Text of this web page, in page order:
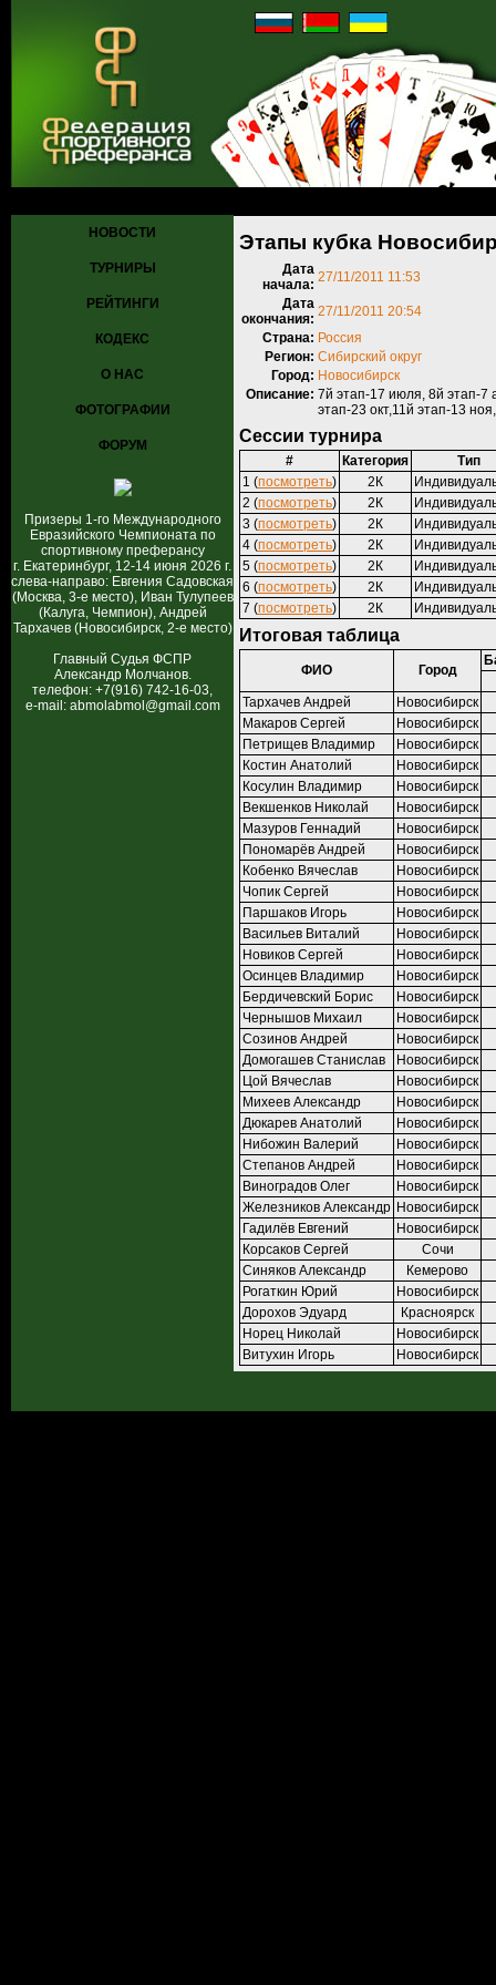
НОВОСТИ
ТУРНИРЫ
РЕЙТИНГИ
КОДЕКС
О НАС
ФОТОГРАФИИ
ФОРУМ
Призеры 1-го Международного
Евразийского Чемпионата по
спортивному преферансу
г. Екатеринбург, 12-14 июня 2026 г.
слева-направо: Евгения Садовская
(Москва, 3-е место), Иван Тулупеев
(Калуга, Чемпион), Андрей
Тархачев (Новосибирск, 2-е место)
Главный Судья ФСПР
Александр Молчанов.
телефон: +7(916) 742-16-03,
e-mail: abmolabmol@gmail.com
Этапы кубка
Дата
начала: 27/11/2011 11:53
Дата
окончания: 27/11/2011 20:54
Страна: Россия
Регион: Сибирский округ
Город: Новосибирск
Описание: 7й этап-17 июля, 8й этап-7
этап-23 окт,11й этап-13
Сессии турнира
# Категория
Тип
1 (посмотреть) 2К
2 (посмотреть) 2К
3 (посмотреть) 2К
4 (посмотреть) 2К
5 (посмотреть) 2К
6 (посмотреть) 2К
7 (посмотреть) 2К
Итоговая таблица
ФИО Город
Тархачев Андрей
Новосибирск
Макаров Сергей
Новосибирск
Петрищев Владимир
Новосибирск
Костин Анатолий
Новосибирск
Косулин Владимир
Новосибирск
Векшенков Николай
Новосибирск
Мазуров Геннадий
Новосибирск
Пономарёв Андрей
Новосибирск
Кобенко Вячеслав
Новосибирск
Чопик Сергей
Новосибирск
Паршаков Игорь
Новосибирск
Васильев Виталий
Новосибирск
Новиков Сергей
Новосибирск
Осинцев Владимир
Новосибирск
Бердичевский Борис
Новосибирск
Чернышов Михаил
Новосибирск
Созинов Андрей
Новосибирск
Домогашев Станислав
Новосибирск
Цой Вячеслав
Новосибирск
Михеев Александр
Новосибирск
Дюкарев Анатолий
Новосибирск
Нибожин Валерий
Новосибирск
Степанов Андрей
Новосибирск
Виноградов Олег
Новосибирск
Железников Александр Новосибирск
Гадилёв Евгений
Новосибирск
Корсаков Сергей
Сочи
Синяков Александр
Кемерово
Рогаткин Юрий
Новосибирск
Дорохов Эдуард
Красноярск
Норец Николай
Новосибирск
Витухин Игорь
Новосибирск